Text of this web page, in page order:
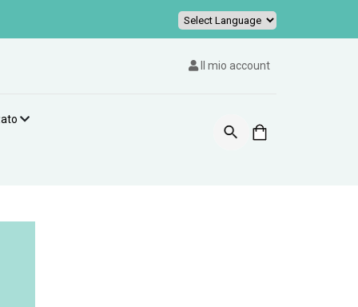
Powered by
Il mio account